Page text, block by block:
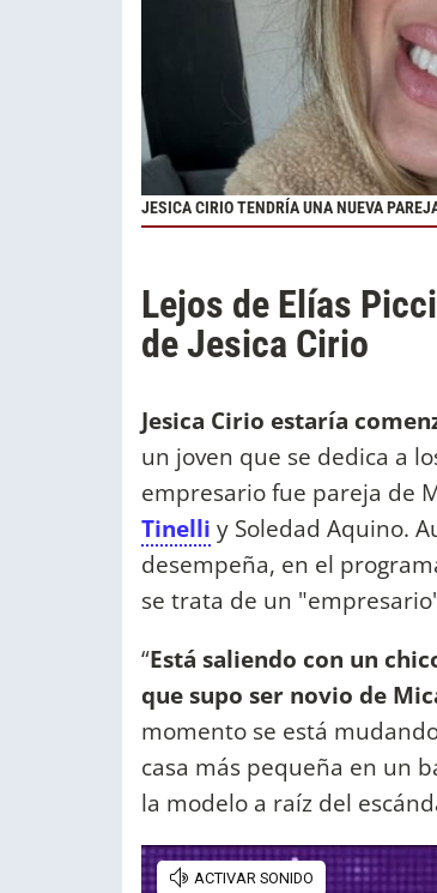
JESICA CIRIO TENDRÍA UNA NUEVA
Lejos de Elías
de Jesica Cirio
Jesica Cirio estaría
un joven que se dedica a
empresario fue pareja de
Tinelli y Soledad Aquino.
desempeña, en el
se trata de un
“Está saliendo con un
que supo ser novio de
momento se está
casa más pequeña en un
la modelo a raíz del